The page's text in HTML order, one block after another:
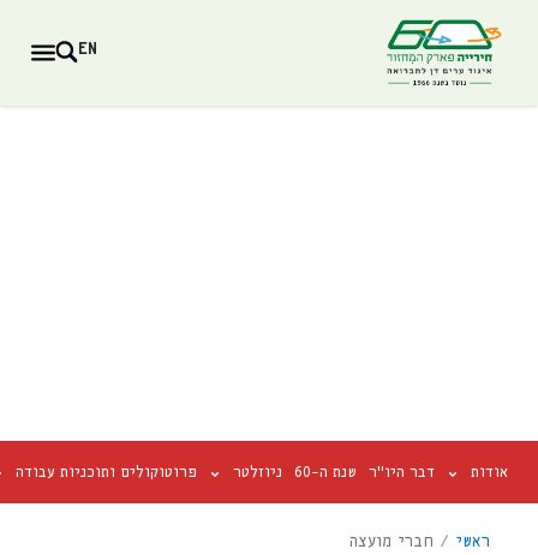
EN
אודות דבר היו"ר שנת ה-60 ניוזלטר פרוטוקולים ותוכניות עבודה
ראשי / חברי מועצה